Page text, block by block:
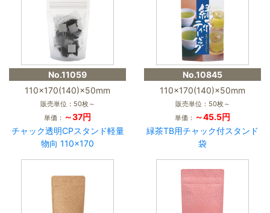
No.11059
110×170(140)×50mm
販売単位：50枚～
単価： ～37円
チャック透明CPスタンド軽量
物向 110×170
No.10845
110×170(140)×50mm
販売単位：50枚～
単価： ～45.5円
緑茶TB用チャック付スタンド
袋